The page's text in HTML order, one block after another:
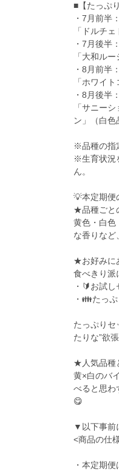
■【たっぷ
・7月前半
「ドルチ
・7月後半
「大和ル
・8月前半
「ホワイ
・8月後半
「サニー
ン」（白色
※品種の指
※生育状況
ん。
💡本定期便
★品種ごと
黄色・白色
な香りなど
★お好みに
食べきり派
・🔰お試
・👪たっ
たっぷりセ
たりな”欲
★人気品種
黄×白のバ
べると思わ
😋
▼以下事前
<商品の仕
・本定期